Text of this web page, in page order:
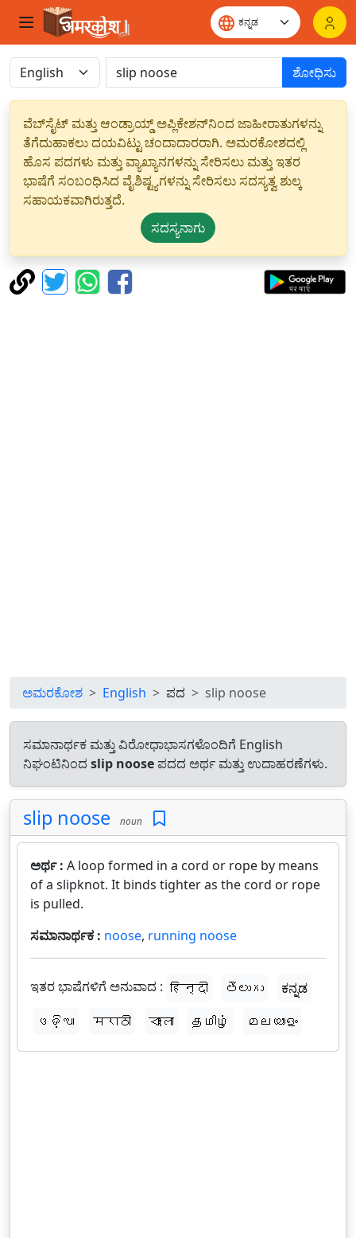
ಶೋಧಿಸು
ವೆಬ್‌ಸೈಟ್ ಮತ್ತು ಆಂಡ್ರಾಯ್ಡ್ ಅಪ್ಲಿಕೇಶನ್‌ನಿಂದ ಜಾಹೀರಾತುಗಳನ್ನು
ತೆಗೆದುಹಾಕಲು ದಯವಿಟ್ಟು ಚಂದಾದಾರರಾಗಿ. ಅಮರಕೋಶದಲ್ಲಿ
ಹೊಸ ಪದಗಳು ಮತ್ತು ವ್ಯಾಖ್ಯಾನಗಳನ್ನು ಸೇರಿಸಲು ಮತ್ತು ಇತರ
ಭಾಷೆಗೆ ಸಂಬಂಧಿಸಿದ ವೈಶಿಷ್ಟ್ಯಗಳನ್ನು ಸೇರಿಸಲು ಸದಸ್ಯತ್ವ ಶುಲ್ಕ
ಸಹಾಯಕವಾಗಿರುತ್ತದೆ.
ಸದಸ್ಯನಾಗು
ಅಮರಕೋಶ English ಪದ slip noose
ಸಮಾನಾರ್ಥಕ ಮತ್ತು ವಿರೋಧಾಭಾಸಗಳೊಂದಿಗೆ English
ನಿಘಂಟಿನಿಂದ slip noose ಪದದ ಅರ್ಥ ಮತ್ತು ಉದಾಹರಣೆಗಳು.
slip noose noun
ಅರ್ಥ : A loop formed in a cord or rope by means
of a slipknot. It binds tighter as the cord or rope
is pulled.
ಸಮಾನಾರ್ಥಕ : noose, running noose
ಇತರ ಭಾಷೆಗಳಿಗೆ ಅನುವಾದ : हिन्दी తెలుగు
ಕನ್ನಡ
ଓଡ଼ିଆ
मराठी বাংলা தமிழ் മലയാളം